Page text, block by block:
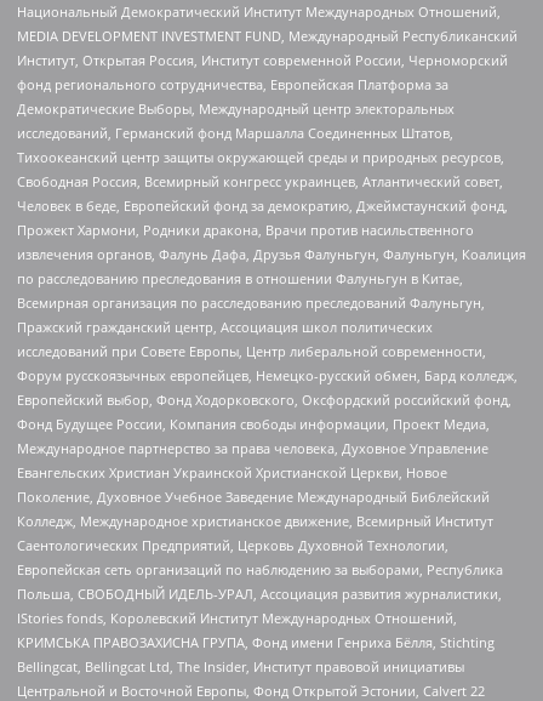
Национальный Демократический Институт Международных Отношений,
MEDIA DEVELOPMENT INVESTMENT FUND, Международный Республиканский
Институт, Открытая Россия, Институт современной России, Черноморский
фонд регионального сотрудничества, Европейская Платформа за
Демократические Выборы, Международный центр электоральных
исследований, Германский фонд Маршалла Соединенных Штатов,
Тихоокеанский центр защиты окружающей среды и природных ресурсов,
Свободная Россия, Всемирный конгресс украинцев, Атлантический совет,
Человек в беде, Европейский фонд за демократию, Джеймстаунский фонд,
Прожект Хармони, Родники дракона, Врачи против насильственного
извлечения органов, Фалунь Дафа, Друзья Фалуньгун, Фалуньгун, Коалиция
по расследованию преследования в отношении Фалуньгун в Китае,
Всемирная организация по расследованию преследований Фалуньгун,
Пражский гражданский центр, Ассоциация школ политических
исследований при Совете Европы, Центр либеральной современности,
Форум русскоязычных европейцев, Немецко-русский обмен, Бард колледж,
Европейский выбор, Фонд Ходорковского, Оксфордский российский фонд,
Фонд Будущее России, Компания свободы информации, Проект Медиа,
Международное партнерство за права человека, Духовное Управление
Евангельских Христиан Украинской Христианской Церкви, Новое
Поколение, Духовное Учебное Заведение Международный Библейский
Колледж, Международное христианское движение, Всемирный Институт
Саентологических Предприятий, Церковь Духовной Технологии,
Европейская сеть организаций по наблюдению за выборами, Республика
Польша, СВОБОДНЫЙ ИДЕЛЬ-УРАЛ, Ассоциация развития журналистики,
IStories fonds, Королевский Институт Международных Отношений,
КРИМСЬКА ПРАВОЗАХИСНА ГРУПА, Фонд имени Генриха Бёлля, Stichting
Bellingcat, Bellingcat Ltd, The Insider, Институт правовой инициативы
Центральной и Восточной Европы, Фонд Открытой Эстонии, Calvert 22